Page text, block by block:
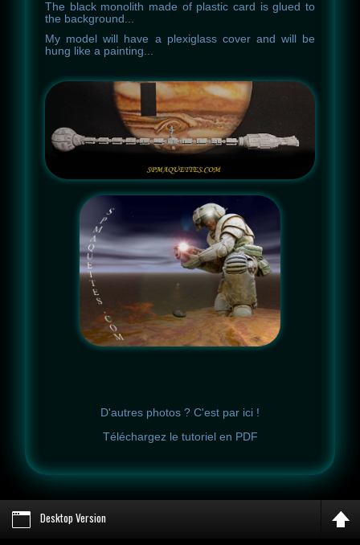
The black monolith made of plastic card is glued to
the background
My model will have a plexiglass cover and will be
hung like a painting
D'autres photos ? C'est par ici !
Téléchargez le tutoriel en PDF
Desktop Version